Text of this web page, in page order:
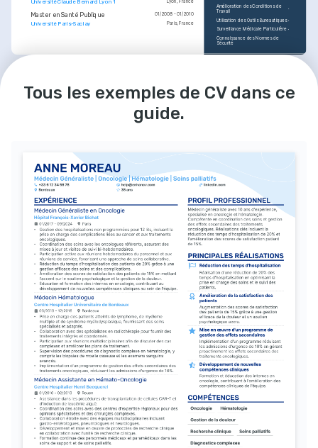
Université Claude Bernard Lyon 1 Lyon, France
Master en Santé Publique 01/2008 - 01/2010
Université Paris-Saclay Paris, France
Amélioration des Conditions de
Travail
Utilisation des Outils Bureautiques
Surveillance Médicale Particulière
Connaissance des Normes de
Sécurité
Prévention des Risques
Professionnels
Passionné par l'élaboration de
Amateur de randonnée en
montagne, visant à améliorer le
Français
Langue maternelle
l'Université de Lorraine.
Tous les exemples de CV dans ce
guide.